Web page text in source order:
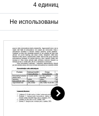
4 единиц
Не использованы